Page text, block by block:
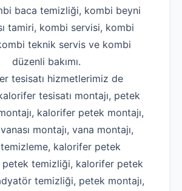
baca temizliği, kombi beyni
tamiri, kombi servisi, kombi
teknik servis ve kombi
düzenli bakımı.
tesisatı hizmetlerimiz de
tesisatı montajı, petek
kalorifer petek montajı,
montajı, vana montajı,
kalorifer petek
petek temizliği, kalorifer petek
temizliği, petek montajı,